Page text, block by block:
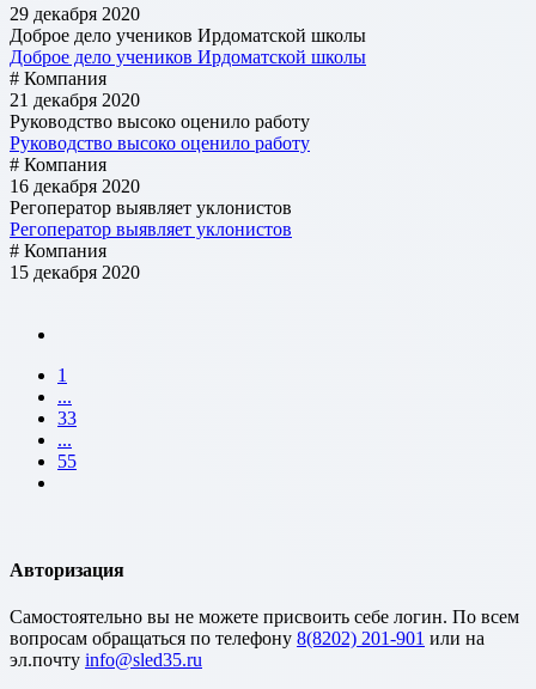
29 декабря 2020
Доброе дело учеников Ирдоматской школы
Доброе дело учеников Ирдоматской школы
# Компания
21 декабря 2020
Руководство высоко оценило работу
Руководство высоко оценило работу
# Компания
16 декабря 2020
Регоператор выявляет уклонистов
Регоператор выявляет уклонистов
# Компания
15 декабря 2020
1
...
33
...
55
Авторизация
Cамостоятельно вы не можете присвоить себе логин. По всем
вопросам обращаться по телефону 8(8202) 201-901 или на
эл.почту